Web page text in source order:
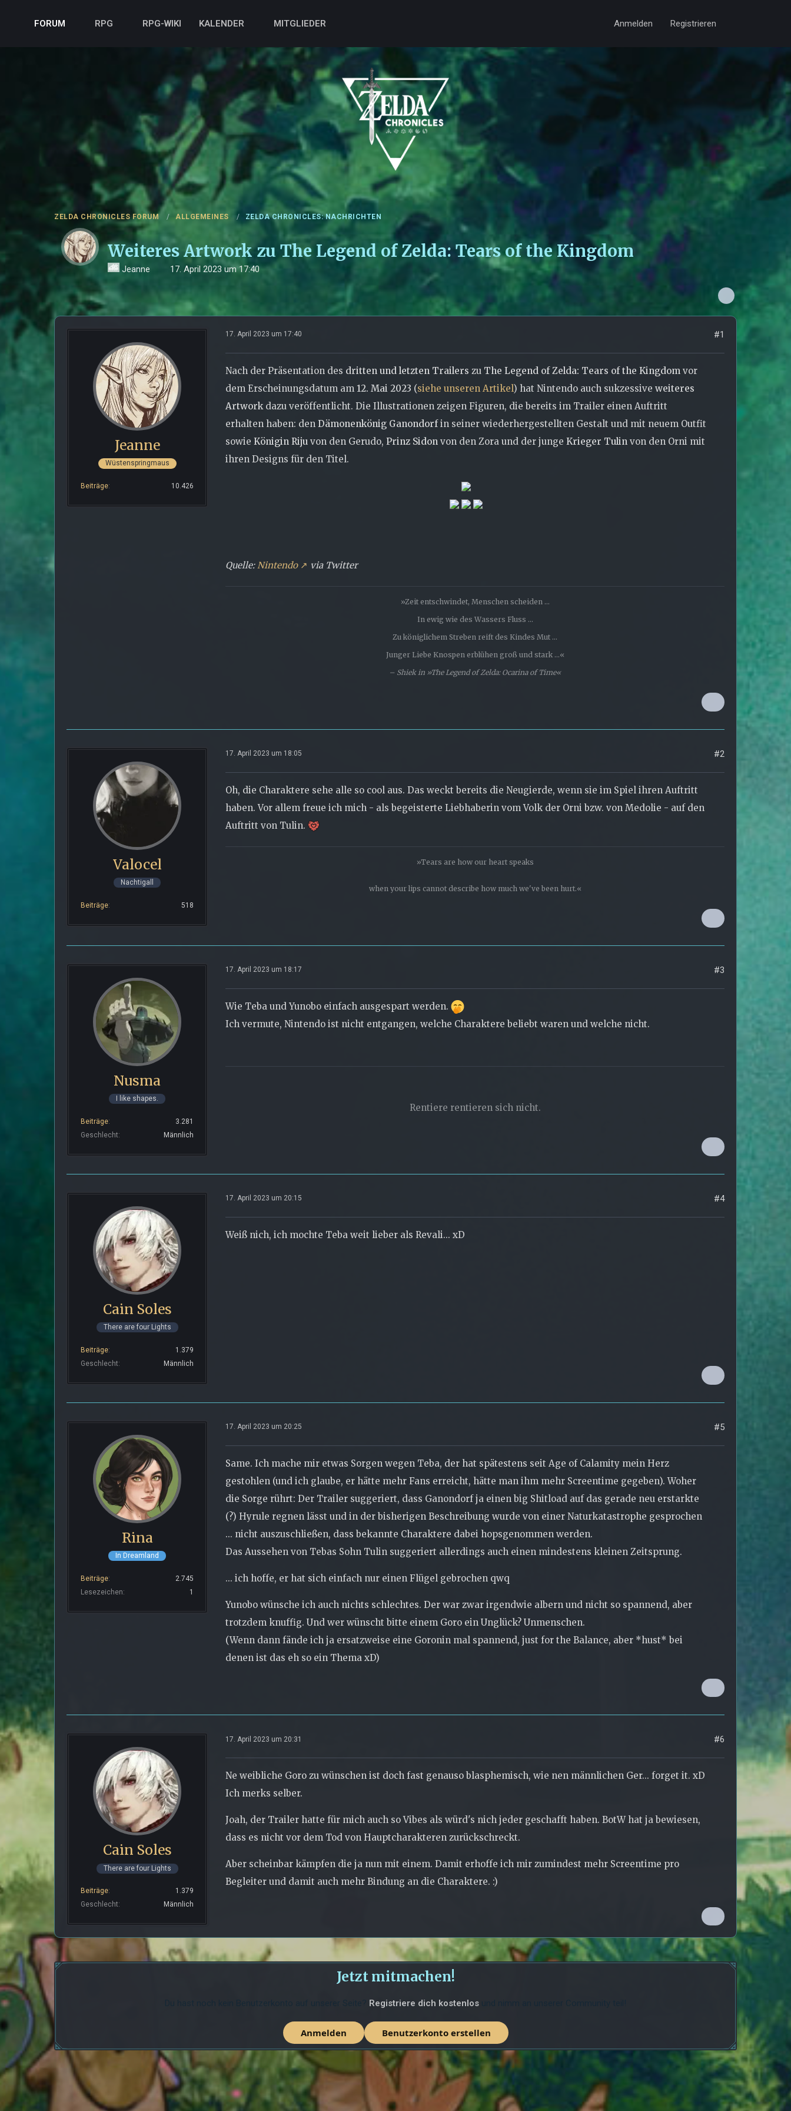
FORUM RPG RPG-WIKI KALENDER MITGLIEDER Anmelden Registrieren
ZELDA CHRONICLES FORUM ALLGEMEINES ZELDA CHRONICLES: NACHRICHTEN
Weiteres Artwork zu The Legend of Zelda: Tears of the Kingdom
Jeanne 17. April 2023 um 17:40
Jeanne
Wüstenspringmaus
Beiträge 10.426
17. April 2023 um 17:40 #1
Nach der Präsentation des dritten und letzten Trailers zu The Legend of Zelda: Tears of the Kingdom vor
dem Erscheinungsdatum am 12. Mai 2023 (siehe unseren Artikel) hat Nintendo auch sukzessive weiteres
Artworkdazu veröffentlicht. Die Illustrationen zeigen Figuren, die bereits im Trailer einen Auftritt
erhalten haben: den Dämonenkönig Ganondorfin seiner wiederhergestellten Gestalt und mit neuem Outfit
sowie Königin Riju von den Gerudo, Prinz Sidon von den Zora und der junge Krieger Tulin von den Orni mit
ihren Designs für den Titel.
Quelle:Nintendo via Twitter
»Zeit entschwindet, Menschen scheiden ...
In ewig wie des Wassers Fluss ...
Zu königlichem Streben reift des Kindes Mut ...
Junger Liebe Knospen erblühen groß und stark ...«
– Shiek in »The Legend of Zelda: Ocarina of Time«
Valocel
Nachtigall
Beiträge 518
17. April 2023 um 18:05 #2
Oh, die Charaktere sehe alle so cool aus. Das weckt bereits die Neugierde, wenn sie im Spiel ihren Auftritt
haben. Vor allem freue ich mich - als begeisterte Liebhaberin vom Volk der Orni bzw. von Medolie - auf den
Auftritt von Tulin.
»Tears are how our heart speaks
when your lips cannot describe how much we've been hurt.«
Nusma
I like shapes.
Beiträge
3.281
Geschlecht
Männlich
17. April 2023 um 18:17 #3
Wie Teba und Yunobo einfach ausgespart werden.
Ich vermute, Nintendo ist nicht entgangen, welche Charaktere beliebt waren und welche nicht.
Rentiere rentieren sich nicht.
Cain Soles
There are four Lights
Beiträge
1.379
Geschlecht
Männlich
17. April 2023 um 20:15 #4
Weiß nich, ich mochte Teba weit lieber als Revali... xD
Rina
In Dreamland
Beiträge
2.745
Lesezeichen
1
17. April 2023 um 20:25 #5
Same. Ich mache mir etwas Sorgen wegen Teba, der hat spätestens seit Age of Calamity mein Herz
gestohlen (und ich glaube, er hätte mehr Fans erreicht, hätte man ihm mehr Screentime gegeben). Woher
die Sorge rührt: Der Trailer suggeriert, dass Ganondorf ja einen big Shitload auf das gerade neu erstarkte
(?) Hyrule regnen lässt und in der bisherigen Beschreibung wurde von einer Naturkatastrophe gesprochen
... nicht auszuschließen, dass bekannte Charaktere dabei hopsgenommen werden.
Das Aussehen von Tebas Sohn Tulin suggeriert allerdings auch einen mindestens kleinen Zeitsprung.
... ich hoffe, er hat sich einfach nur einen Flügel gebrochen qwq
Yunobo wünsche ich auch nichts schlechtes. Der war zwar irgendwie albern und nicht so spannend, aber
trotzdem knuffig. Und wer wünscht bitte einem Goro ein Unglück? Unmenschen.
(Wenn dann fände ich ja ersatzweise eine Goronin mal spannend, just for the Balance, aber *hust* bei
denen ist das eh so ein Thema xD)
Cain Soles
There are four Lights
Beiträge
1.379
Geschlecht
Männlich
17. April 2023 um 20:31 #6
Ne weibliche Goro zu wünschen ist doch fast genauso blasphemisch, wie nen männlichen Ger... forget it. xD
Ich merks selber.
Joah, der Trailer hatte für mich auch so Vibes als würd's nich jeder geschafft haben. BotW hat ja bewiesen,
dass es nicht vor dem Tod von Hauptcharakteren zurückschreckt.
Aber scheinbar kämpfen die ja nun mit einem. Damit erhoffe ich mir zumindest mehr Screentime pro
Begleiter und damit auch mehr Bindung an die Charaktere. :)
Jetzt mitmachen!
Registriere dich kostenlos
Benutzerkonto erstellen
Anmelden